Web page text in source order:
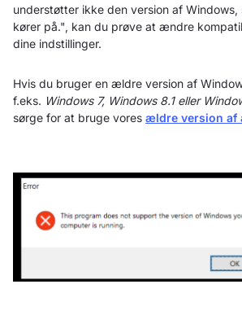
understøtter ikke den version af
kører på.", kan du prøve at ændre
dine indstillinger.
Hvis du bruger en ældre version af
f.eks. Windows 7, Windows 8.1 eller
sørge for at bruge vores ældre version af